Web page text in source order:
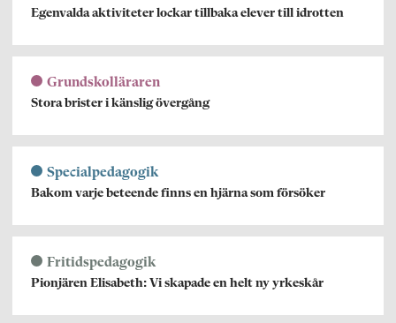
Egenvalda aktiviteter lockar tillbaka elever till idrotten
Grundskolläraren
Stora brister i känslig övergång
Specialpedagogik
Bakom varje beteende finns en hjärna som försöker
Fritidspedagogik
Pionjären Elisabeth: Vi skapade en helt ny yrkeskår